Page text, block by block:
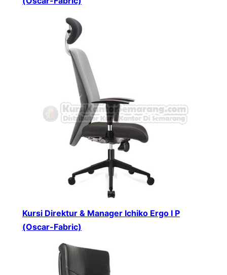
Kursi Direktur & Manager Ichiko Ergo I P
(Oscar-Fabric)